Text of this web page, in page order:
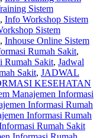
Sistem
, Info Workshop Sistem
Sistem
, Inhouse Online Sistem
Rumah Sakit,
Rumah Sakit, Jadwal
Sakit, JADWAL
KESEHATAN
Manajemen Informasi
Informasi Rumah
Informasi Rumah
Rumah Sakit